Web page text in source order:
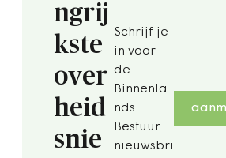
ngrij
kste
over
heid
snie
Schrijf je
in voor
de
Binnenla
nds
Bestuur
nieuwsbri